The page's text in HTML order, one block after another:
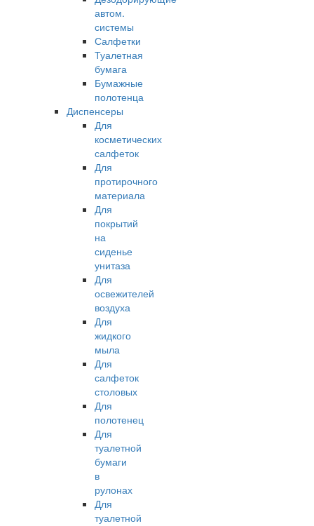
автом.
системы
Салфетки
Туалетная
бумага
Бумажные
полотенца
Диспенсеры
Для
косметических
салфеток
Для
протирочного
материала
Для
покрытий
на
сиденье
унитаза
Для
освежителей
воздуха
Для
жидкого
мыла
Для
салфеток
столовых
Для
полотенец
Для
туалетной
бумаги
в
рулонах
Для
туалетной